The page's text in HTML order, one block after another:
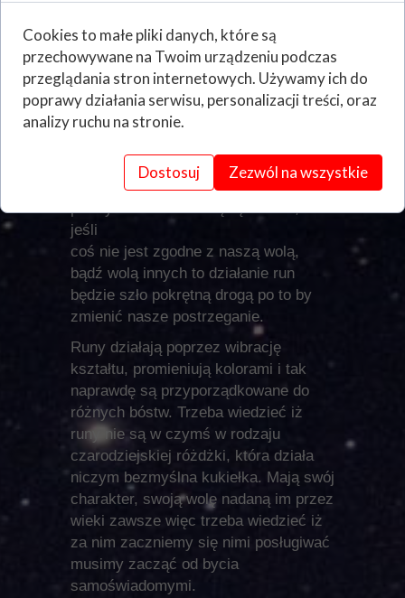
odpowiedzialna za to, jakie zmiany
zostaną wywołane w naszym życiu.
Dlatego też ważne jest to co robimy.
Musimy być bardzo świadomi tego, a
co za tym idzie mieć czyste intencje,
pomocy run osiągnąć.
Trzeba też pamiętać iż one
praktycznie zawsze będą działać, ale
jeśli
coś nie jest zgodne z naszą wolą,
bądź wolą innych to działanie run
będzie szło pokrętną drogą po to by
zmienić nasze postrzeganie.
Runy działają poprzez wibrację
kształtu, promieniują kolorami i tak
naprawdę są przyporządkowane do
różnych bóstw. Trzeba wiedzieć iż
runy nie są w czymś w rodzaju
czarodziejskiej różdżki, która działa
niczym bezmyślna kukiełka. Mają swój
charakter, swoją wolę nadaną im przez
wieki zawsze więc trzeba wiedzieć iż
za nim zaczniemy się nimi posługiwać
musimy zacząć od bycia
samoświadomymi.
Cookies to małe pliki danych, które są
przechowywane na Twoim urządzeniu podczas
przeglądania stron internetowych. Używamy ich do
poprawy działania serwisu, personalizacji treści, oraz
analizy ruchu na stronie.
Dostosuj Zezwól na wszystkie